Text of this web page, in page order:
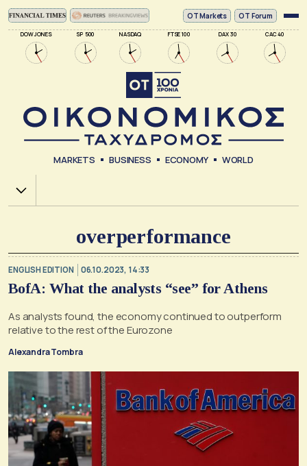
DOW JONES SP 500 NASDAQ FTSE 100 DAX 30 CAC 40
ΟΤ Markets OT Forum
MARKETS BUSINESS ECONOMY WORLD
Χ.Α.
overperformance
ENGLISH EDITION 06.10.2023, 14:33
BofA: What the analysts “see” for Athens
As analysts found, the economy continued to outperform
relative to the rest of the Eurozone
Alexandra Tombra